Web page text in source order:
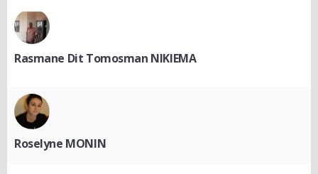
Rasmane Dit Tomosman NIKIEMA
Roselyne MONIN